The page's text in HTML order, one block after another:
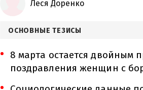
Леся Доренко
ОСНОВНЫЕ ТЕЗИСЫ
8 марта остается двойным
поздравления женщин с